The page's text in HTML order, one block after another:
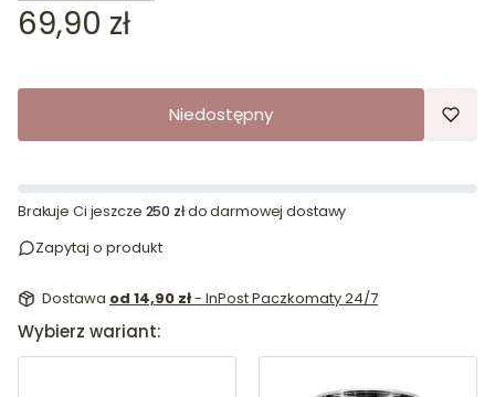
Cena
69,90 zł
Niedostępny
Brakuje Ci jeszcze 250 złdo darmowej dostawy
Zapytaj o produkt
Dostawa od 14,90 zł- InPost Paczkomaty 24/7
Wybierz wariant: